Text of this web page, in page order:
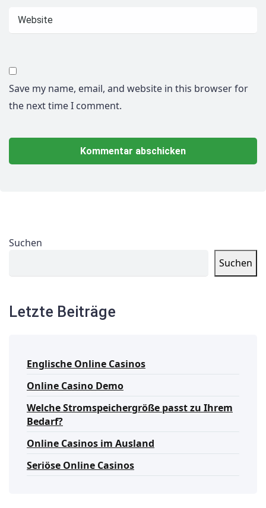
Save my name, email, and website in this browser for
the next time I comment.
Suchen
Suchen
Letzte Beiträge
Englische Online Casinos
Online Casino Demo
Welche Stromspeichergröße passt zu Ihrem
Bedarf?
Online Casinos im Ausland
Seriöse Online Casinos